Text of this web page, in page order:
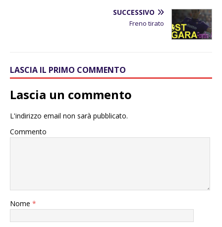
SUCCESSIVO
Freno tirato
LASCIA IL PRIMO COMMENTO
Lascia un commento
L'indirizzo email non sarà pubblicato.
Commento
Nome *